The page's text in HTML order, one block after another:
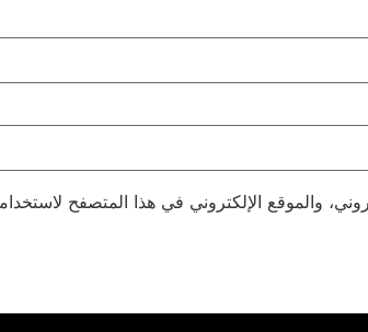
والموقع الإلكتروني في هذا المتصفح